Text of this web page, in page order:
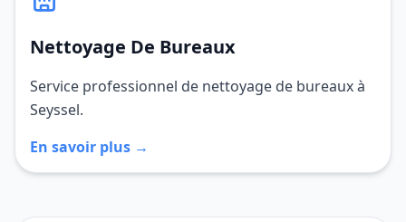
Nettoyage De Bureaux
Service professionnel de nettoyage de bureaux à
Seyssel.
En savoir plus →